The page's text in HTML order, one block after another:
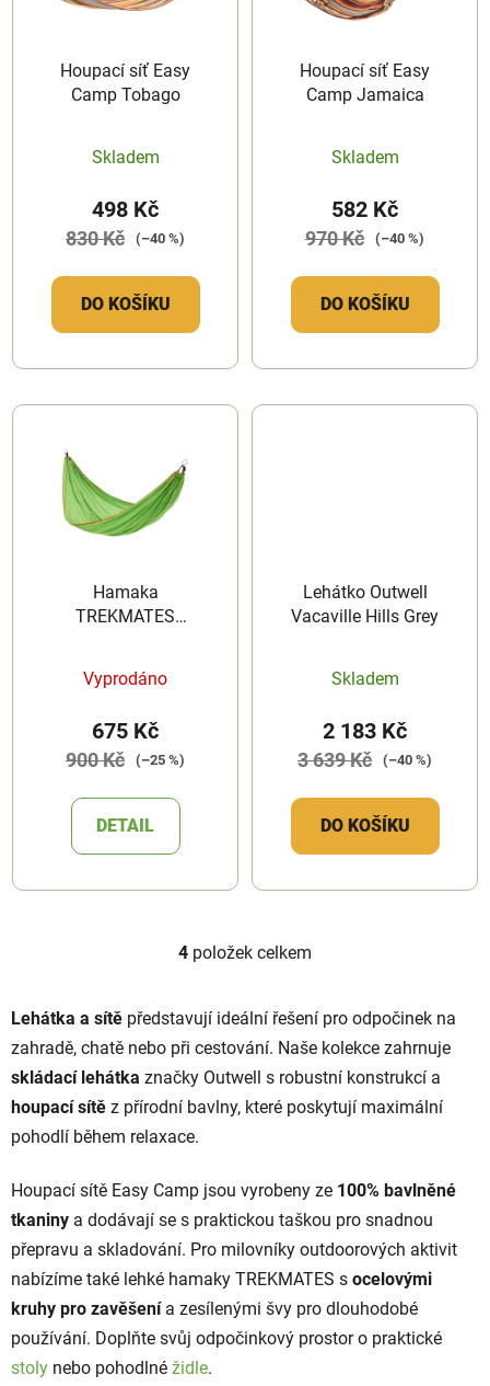
Houpací síť Easy
Camp Tobago
Skladem
498 Kč
830 Kč (–40 %)
DO KOŠÍKU
Houpací síť Easy
Camp Jamaica
Skladem
582 Kč
970 Kč (–40 %)
DO KOŠÍKU
Hamaka
TREKMATES
Vyprodáno
675 Kč
900 Kč (–25 %)
DETAIL
Lehátko Outwell
Vacaville Hills Grey
Skladem
2 183 Kč
3 639 Kč (–40 %)
DO KOŠÍKU
O
l
á
d
a
c
r
v
k
y
v
ý
p
i
4 položek celkem
Lehátka a sítě představují ideální řešení pro odpočinek na
zahradě, chatě nebo při cestování. Naše kolekce zahrnuje
skládací lehátka značky Outwell s robustní konstrukcí a
houpací sítě z přírodní bavlny, které poskytují maximální
pohodlí během relaxace.
Houpací sítě Easy Camp jsou vyrobeny ze 100% bavlněné
tkaniny a dodávají se s praktickou taškou pro snadnou
přepravu a skladování. Pro milovníky outdoorových aktivit
nabízíme také lehké hamaky TREKMATES s ocelovými
kruhy pro zavěšenía zesílenými švy pro dlouhodobé
používání. Doplňte svůj odpočinkový prostor o praktické
stoly nebo pohodlné židle.